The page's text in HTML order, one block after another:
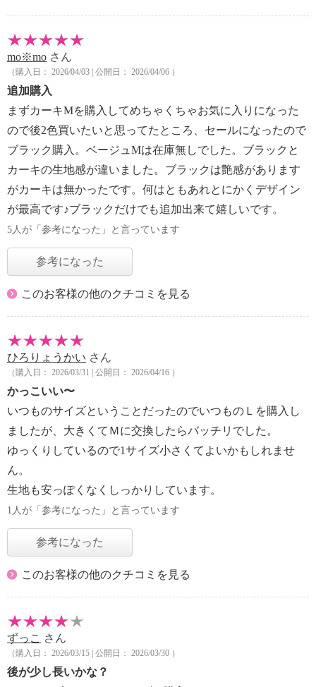
mo※mo さん
（購入日： 2026/04/03 | 公開日： 2026/04/06 ）
追加購入
まずカーキМを購入してめちゃくちゃお気に入りになった
ので後2色買いたいと思ってたところ、セールになったので
ブラック購入。ベージュМは在庫無しでした。ブラックと
カーキの生地感が違いました。ブラックは艶感があります
がカーキは無かったです。何はともあれとにかくデザイン
が最高です♪ブラックだけでも追加出来て嬉しいです。
5人が「参考になった」と言っています
参考になった
このお客様の他のクチコミを見る
ひろりょうかい さん
（購入日： 2026/03/31 | 公開日： 2026/04/16 ）
かっこいい〜
いつものサイズということだったのでいつものＬを購入し
ましたが、大きくてＭに交換したらバッチリでした。
ゆっくりしているので1サイズ小さくてよいかもしれませ
ん。
生地も安っぽくなくしっかりしています。
1人が「参考になった」と言っています
参考になった
このお客様の他のクチコミを見る
ずっこ さん
（購入日： 2026/03/15 | 公開日： 2026/03/30 ）
後が少し長いかな？